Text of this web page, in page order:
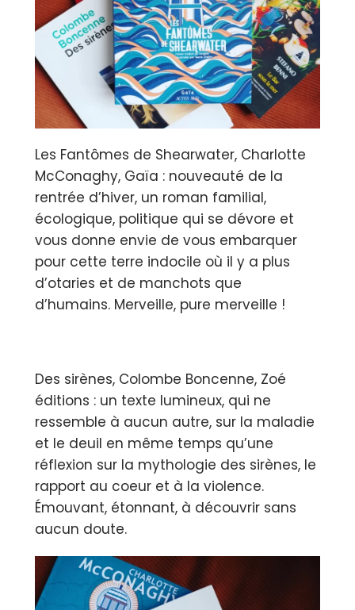
Les Fantômes de Shearwater, Charlotte
McConaghy, Gaïa : nouveauté de la
rentrée d’hiver, un roman familial,
écologique, politique qui se dévore et
vous donne envie de vous embarquer
pour cette terre indocile où il y a plus
d’otaries et de manchots que
d’humains. Merveille, pure merveille !
Des sirènes, Colombe Boncenne, Zoé
éditions : un texte lumineux, qui ne
ressemble à aucun autre, sur la maladie
et le deuil en même temps qu’une
réflexion sur la mythologie des sirènes, le
rapport au coeur et à la violence.
Émouvant, étonnant, à découvrir sans
aucun doute.